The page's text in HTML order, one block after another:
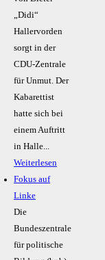
„Didi“
Hallervorden
sorgt in der
CDU-Zentrale
für Unmut. Der
Kabarettist
hatte sich bei
einem Auftritt
in Halle...
Weiterlesen
Fokus auf
Linke
Die
Bundeszentrale
für politische